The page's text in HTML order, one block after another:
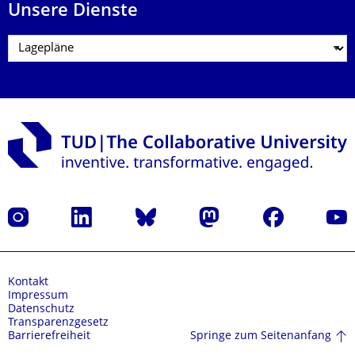
Unsere Dienste
Instagram LinkedIn Bluesky Mastodon Facebook
Kontakt
Impressum
Datenschutz
Transparenzgesetz
Barrierefreiheit
Springe zum Seitenanfang